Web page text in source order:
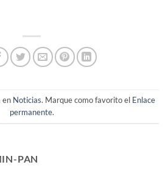
en Noticias. Marque como favorito el Enlace
permanente.
PAN